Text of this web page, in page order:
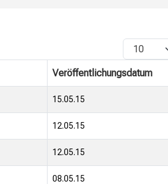
Anzeige #
Veröffentlichungsdatum
15.05.15
12.05.15
12.05.15
08.05.15